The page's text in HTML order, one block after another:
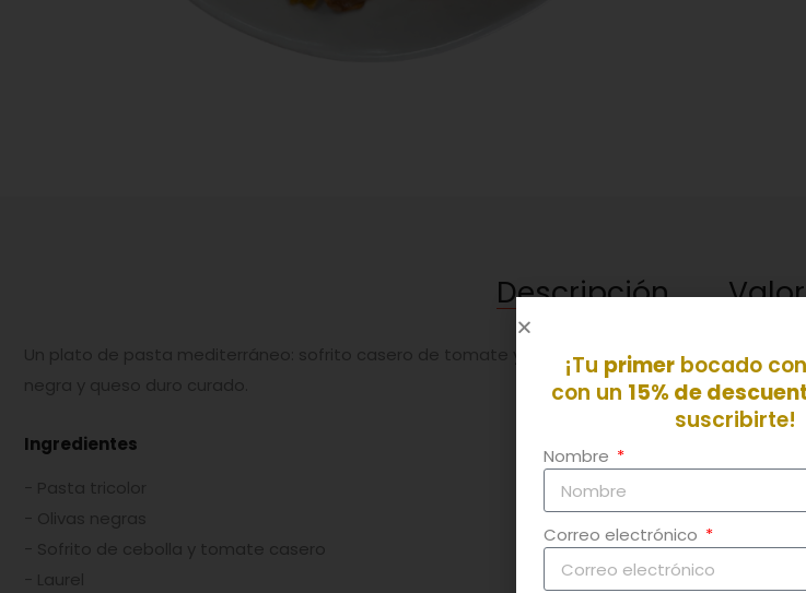
Descripción
Un plato de pasta mediterráneo: sofrito casero de tomate y cebolla (sin azúcar, ya que le
Ingredientes
-
- Sal
¡Tu primerbocado
con un 15% de
suscribirte!
Nombre
Correo electrónico